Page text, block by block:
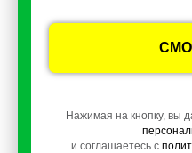
Нажимая на кнопку, вы
и соглашаетесь c